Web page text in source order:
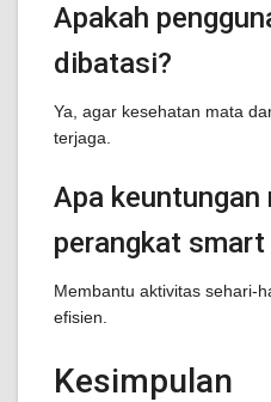
Apakah
dibatasi?
Ya, agar kesehatan mata
terjaga.
Apa keuntungan
perangkat smart
Membantu aktivitas sehari-
efisien.
Kesimpulan